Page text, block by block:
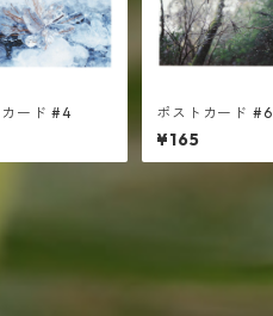
ード #4 ポストカード #6
¥165